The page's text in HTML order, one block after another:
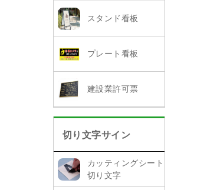
スタンド看板
プレート看板
建設業許可票
切り文字サイン
カッティングシート
切り文字